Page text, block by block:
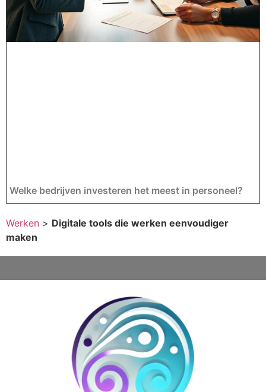
Welke bedrijven investeren het meest in personeel?
Werken > Digitale tools die werken eenvoudiger
maken